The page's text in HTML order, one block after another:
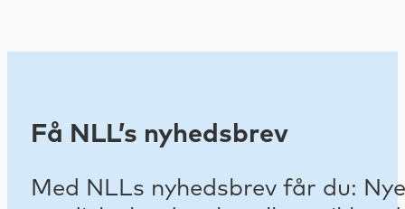
Få NLL’s nyhedsbrev
Med NLLs nyhedsbrev får du: